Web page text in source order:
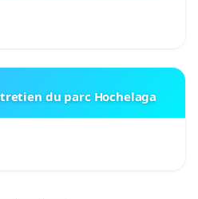
du parc Hochelaga